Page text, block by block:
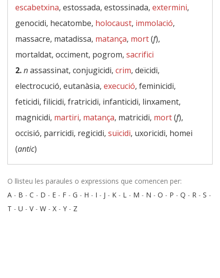
escabetxina, estossada, estossinada, extermini,
genocidi, hecatombe, holocaust, immolació,
massacre, matadissa, matança, mort(f),
mortaldat, occiment, pogrom, sacrifici
2.nassassinat, conjugicidi, crim, deïcidi,
electrocució, eutanàsia, execució, feminicidi,
feticidi, filicidi, fratricidi, infanticidi, linxament,
magnicidi, martiri, matança, matricidi, mort(f),
occisió, parricidi, regicidi, suïcidi, uxoricidi, homei
(antic)
O llisteu les paraules o expressions que comencen per:
A - B - C - D - E - F - G - H - I - J - K - L - M - N - O - P - Q - R - S -
T - U - V- W - X - Y - Z